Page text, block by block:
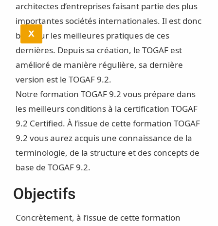
X
architectes d’entreprises faisant partie des plus
importantes sociétés internationales. Il est donc
basé sur les meilleures pratiques de ces
dernières. Depuis sa création, le TOGAF est
amélioré de manière régulière, sa dernière
version est le TOGAF 9.2.
Notre formation TOGAF 9.2 vous prépare dans
les meilleurs conditions à la certification TOGAF
9.2 Certified. À l’issue de cette formation TOGAF
9.2 vous aurez acquis une connaissance de la
terminologie, de la structure et des concepts de
base de TOGAF 9.2.
Objectifs
Concrètement, à l’issue de cette formation